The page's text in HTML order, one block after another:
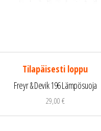
Tilapäisesti loppu
Freyr & Devik 196 Lämpösuoja
29,00€